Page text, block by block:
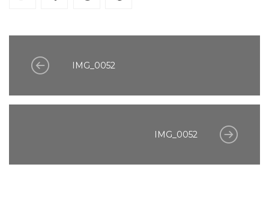
IMG_0052
IMG_0052